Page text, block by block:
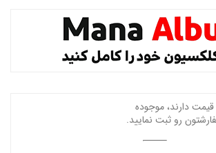
دارند، موجوده
رو ثبت نمایید.